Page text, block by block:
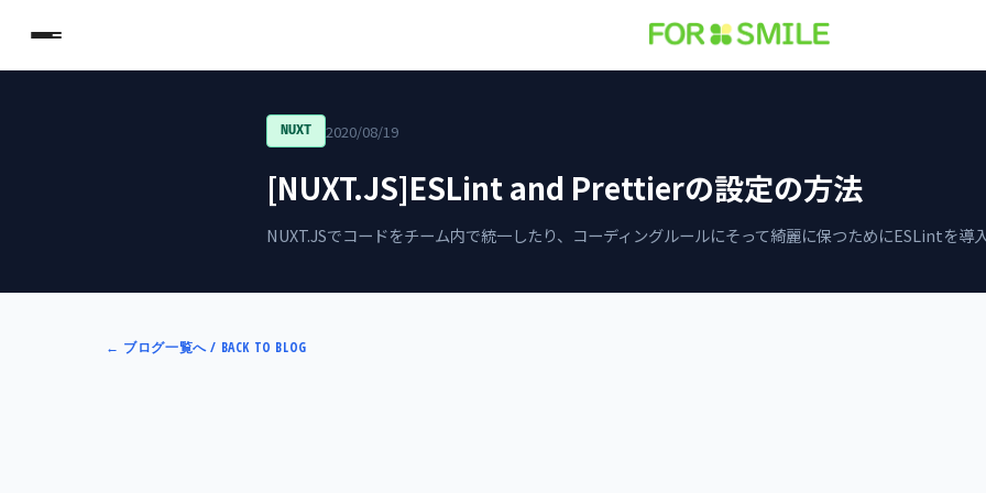
NUXT 2020/08/19
[NUXT.JS]ESLint and Prettierの設定の方法
NUXT.JSでコードをチーム内で統一したり、コーディングルールにそって綺麗に保つためにESLintを導入
← ブログ一覧へ / BACK TO BLOG